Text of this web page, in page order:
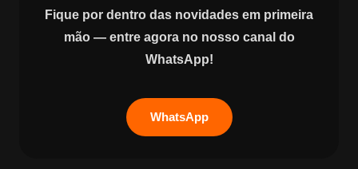
Fique por dentro das novidades em primeira
mão — entre agora no nosso canal do
WhatsApp!
WhatsApp